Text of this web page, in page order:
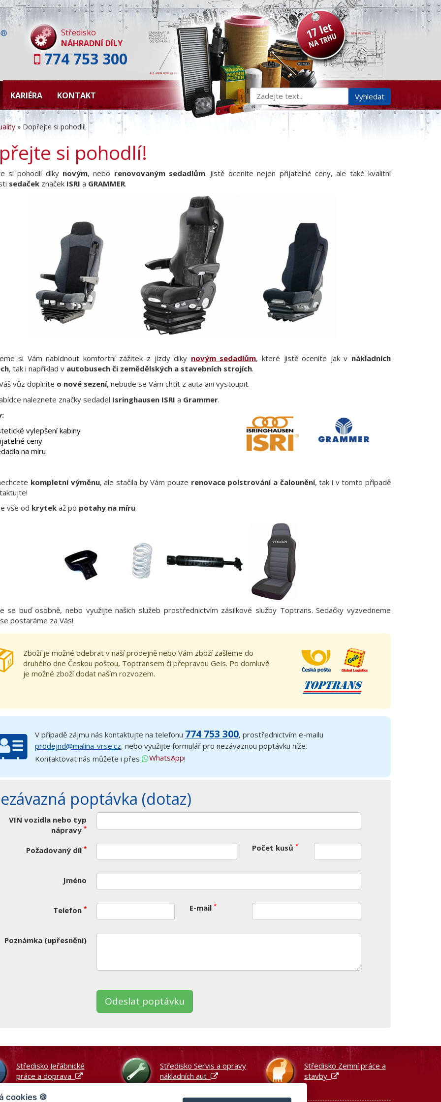
Středisko
NÁHRADNÍ DÍLY
774 753 300
Skip
to
content
KARIÉRA KONTAKT
» Dopřejte si pohodlí!
si pohodlí!
si pohodlí díky novým, nebo renovovaným sedadlům. Jistě oceníte nejen přijatelné ceny, ale také kvalitní
sedačekznaček ISRI a GRAMMER.
si Vám nabídnout komfortní zážitek z jízdy díky novým sedadlům, které jistě oceníte jak v nákladních
, tak i například v autobusech či zemědělských a stavebních strojích.
vůz doplníte o nové sezení,nebude se Vám chtít z auta ani vystoupit.
naleznete značky sedadel Isringhausen ISRI a Grammer.
vylepšení kabiny
ceny
na míru
kompletní výměnu, ale stačila by Vám pouze renovace polstrování a čalounění, tak i v tomto případě
vše od krytekaž po potahy na míru.
se buď osobně, nebo využijte našich služeb prostřednictvím zásilkové služby Toptrans. Sedačky vyzvedneme
postaráme za Vás!
Zboží je možné odebrat v naší prodejně nebo Vám zboží zašleme do
druhého dne Českou poštou, Toptransem či přepravou Geis. Po domluvě
je možné zboží dodat naším rozvozem.
V případě zájmu nás kontaktujte na telefonu 774 753 300, prostřednictvím e-mailu
prodejnd@malina-vrse.cz, nebo využijte formulář pro nezávaznou poptávku níže.
Kontaktovat nás můžete i přes
WhatsApp!
poptávka (dotaz)
VIN vozidla nebo typ
nápravy *
Požadovaný díl * Počet kusů *
Jméno
Telefon * E-mail*
Poznámka (upřesnění)
Středisko Jeřábnické
práce a doprava
Středisko Servis a opravy
nákladních aut
Středisko Zemní práce a
stavby
cookies 🍪